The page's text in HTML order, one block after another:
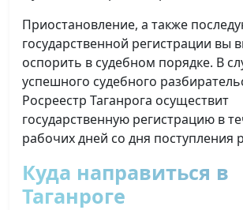
Приостановление, а также
государственной регистрации вы
оспорить в судебном порядке. В
успешного судебного
Росреестр Таганрога осуществит
государственную регистрацию в
рабочих дней со дня поступления
Куда направиться в
Таганроге